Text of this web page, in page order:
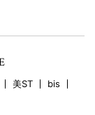
美ST
bis